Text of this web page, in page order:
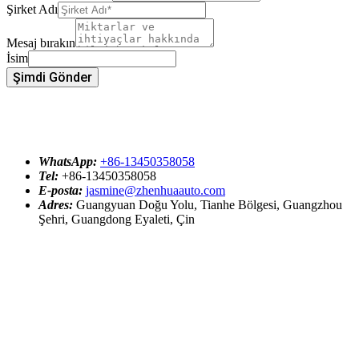
Şirket Adı
Mesaj bırakın
İsim
Şimdi Gönder
WhatsApp: +86-13450358058
Tel: +86-13450358058
E-posta: jasmine@zhenhuaauto.com
Adres: Guangyuan Doğu Yolu, Tianhe Bölgesi, Guangzhou
Şehri, Guangdong Eyaleti, Çin